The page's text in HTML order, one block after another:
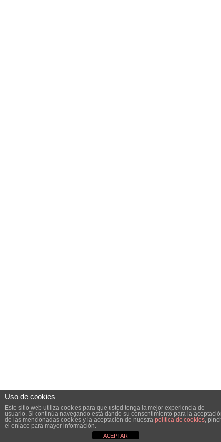
Uso de cookies
Este sitio web utiliza cookies para que usted tenga la mejor experiencia de
usuario. Si continúa navegando está dando su consentimiento para la
de las mencionadas cookies y la aceptación de nuestra política de cookies,
el enlace para mayor información.
ACEPTAR